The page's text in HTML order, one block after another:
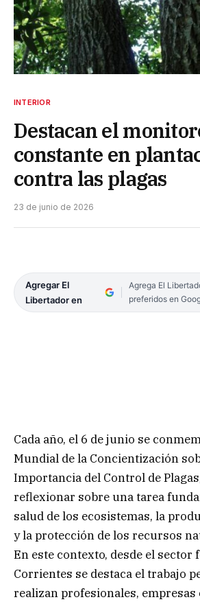
INTERIOR
Destacan el
constante en
contra las plagas
23 de junio de 2026
Agregar El
Libertador en
Agrega El
preferidos en
Cada año, el 6 de junio se
Mundial de la Concientización
Importancia del Control de
reflexionar sobre una tarea
salud de los ecosistemas, la
y la protección de los recursos
En este contexto, desde el sector
Corrientes se destaca el trabajo
realizan profesionales,